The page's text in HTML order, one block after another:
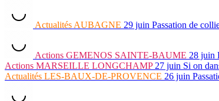
Actualités AUBAGNE 29 juin Passation de
Actions GEMENOS SAINTE-BAUME 28 juin
Actions MARSEILLE LONGCHAMP 27 juin Si on
Actualités LES-BAUX-DE-PROVENCE 26 juin